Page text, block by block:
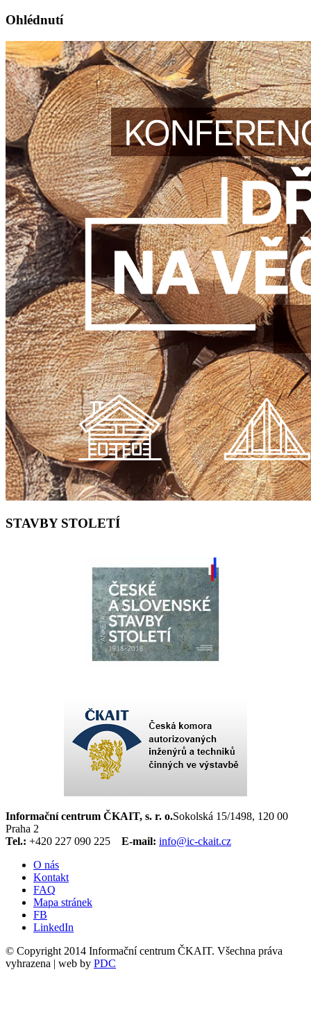
Ohlédnutí
STAVBY STOLETÍ
Informační centrum ČKAIT, s. r. o.Sokolská 15/1498, 120 00
Praha 2
Tel.: +420 227 090 225 E-mail: info@ic-ckait.cz
O nás
Kontakt
FAQ
Mapa stránek
FB
LinkedIn
© Copyright 2014 Informační centrum ČKAIT. Všechna práva
vyhrazena | web by PDC